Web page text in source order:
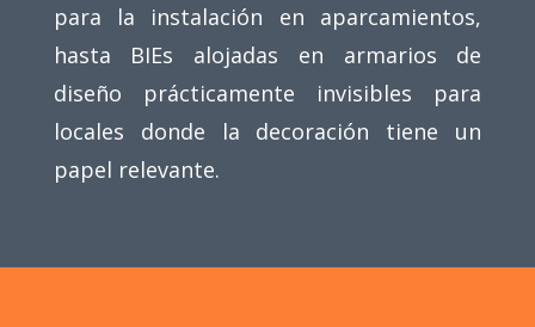
para la instalación en aparcamientos,
hasta BIEs alojadas en armarios de
diseño prácticamente invisibles para
locales donde la decoración tiene un
papel relevante.